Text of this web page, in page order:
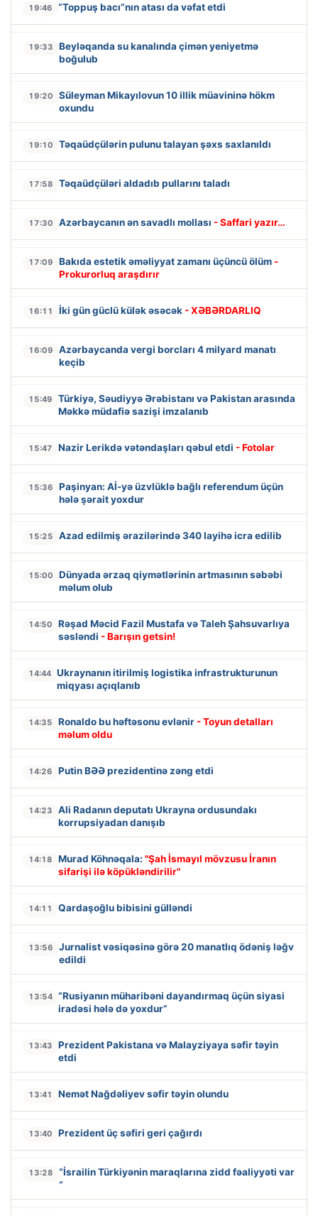
19:46 “Toppuş bacı”nın atası da vəfat etdi
19:33
Beyləqanda su kanalında çimən yeniyetmə
boğulub
19:20
Süleyman Mikayılovun 10 illik müavininə hökm
oxundu
19:10 Təqaüdçülərin pulunu talayan şəxs saxlanıldı
17:58 Təqaüdçüləri aldadıb pullarını taladı
17:30 Azərbaycanın ən savadlı mollası - Saffari yazır…
17:09 Bakıda estetik əməliyyat zamanı üçüncü ölüm -
Prokurorluq araşdırır
16:11 İki gün güclü külək əsəcək - XƏBƏRDARLIQ
16:09
Azərbaycanda vergi borcları 4 milyard manatı
keçib
15:49
Türkiyə, Səudiyyə Ərəbistanı və Pakistan arasında
Məkkə müdafiə sazişi imzalanıb
15:47 Nazir Lerikdə vətəndaşları qəbul etdi - Fotolar
15:36
Paşinyan: Aİ-yə üzvlüklə bağlı referendum üçün
hələ şərait yoxdur
15:25 Azad edilmiş ərazilərində 340 layihə icra edilib
15:00
Dünyada ərzaq qiymətlərinin artmasının səbəbi
məlum olub
14:50
Rəşad Məcid Fazil Mustafa və Taleh Şahsuvarlıya
səsləndi - Barışın getsin!
14:44 Ukraynanın itirilmiş logistika infrastrukturunun
miqyası açıqlanıb
14:35 Ronaldo bu həftəsonu evlənir - Toyun detalları
məlum oldu
14:26 Putin BƏƏ prezidentinə zəng etdi
14:23
Ali Radanın deputatı Ukrayna ordusundakı
korrupsiyadan danışıb
14:18 Murad Köhnəqala: "Şah İsmayıl mövzusu İranın
sifarişi ilə köpükləndirilir"
14:11 Qardaşoğlu bibisini gülləndi
13:56
Jurnalist vəsiqəsinə görə 20 manatlıq ödəniş ləğv
edildi
13:54 “Rusiyanın müharibəni dayandırmaq üçün siyasi
iradəsi hələ də yoxdur”
13:43
Prezident Pakistana və Malayziyaya səfir təyin
etdi
13:41 Nemət Nağdəliyev səfir təyin olundu
13:40 Prezident üç səfiri geri çağırdı
13:28
“İsrailin Türkiyənin maraqlarına zidd fəaliyyəti var
“